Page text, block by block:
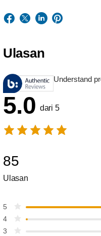
Ulasan
Understand
5.0 dari 5
85
Ulasan
5
4
3